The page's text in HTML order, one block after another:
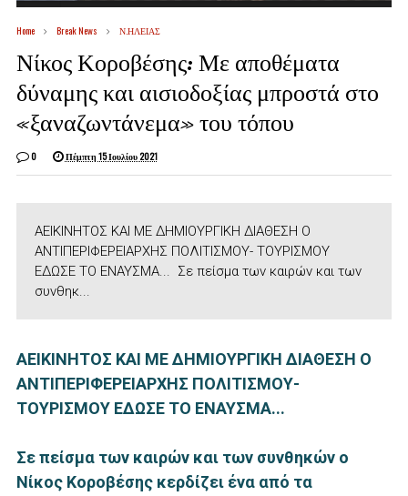
Home Break News Ν.ΗΛΕΙΑΣ
Νίκος Κοροβέσης: Με αποθέματα
δύναμης και αισιοδοξίας μπροστά στο
«ξαναζωντάνεμα» του τόπου
0 Πέμπτη 15 Ιουλίου 2021
ΑΕΙΚΙΝΗΤΟΣ ΚΑΙ ΜΕ ΔΗΜΙΟΥΡΓΙΚΗ ΔΙΑΘΕΣΗ Ο
ΑΝΤΙΠΕΡΙΦΕΡΕΙΑΡΧΗΣ ΠΟΛΙΤΙΣΜΟΥ- ΤΟΥΡΙΣΜΟΥ
ΕΔΩΣΕ ΤΟ ΕΝΑΥΣΜΑ... Σε πείσμα των καιρών και των
συνθηκ...
ΑΕΙΚΙΝΗΤΟΣ ΚΑΙ ΜΕ ΔΗΜΙΟΥΡΓΙΚΗ ΔΙΑΘΕΣΗ Ο
ΑΝΤΙΠΕΡΙΦΕΡΕΙΑΡΧΗΣ ΠΟΛΙΤΙΣΜΟΥ-
ΤΟΥΡΙΣΜΟΥ ΕΔΩΣΕ ΤΟ ΕΝΑΥΣΜΑ...
Σε πείσμα των καιρών και των συνθηκών ο
Νίκος Κοροβέσης κερδίζει ένα από τα